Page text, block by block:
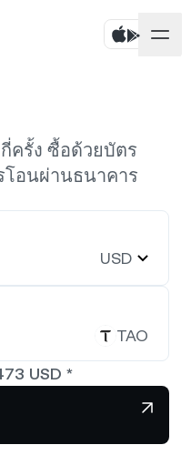
0.29%
0.15%
ครั้ง ซื้อด้วยบัตร
โอนผ่านธนาคาร
USD
TAO
USD *